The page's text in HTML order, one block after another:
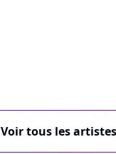
Voir tous les artistes